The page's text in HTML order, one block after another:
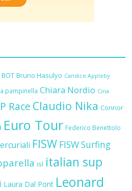
BOT Bruno Hasulyo Candice Appleby
pampinella Chiara Nordio Cina
Race Claudio Nika Connor
Euro Tour Federico Benettolo
FISW FISW Surfing
isl italian sup
Laura Dal Pont Leonard